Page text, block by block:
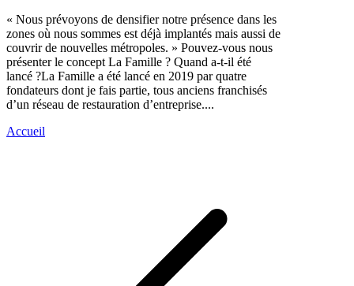
« Nous prévoyons de densifier notre présence dans les
zones où nous sommes est déjà implantés mais aussi de
couvrir de nouvelles métropoles. » Pouvez-vous nous
présenter le concept La Famille ? Quand a-t-il été
lancé ?La Famille a été lancé en 2019 par quatre
fondateurs dont je fais partie, tous anciens franchisés
d’un réseau de restauration d’entreprise....
Accueil